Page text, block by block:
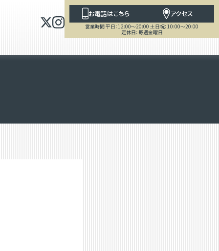
お電話はこちら アクセス
営業時間 平日：12:00～20:00 土日祝：10:00～20:00
定休日：毎週金曜日